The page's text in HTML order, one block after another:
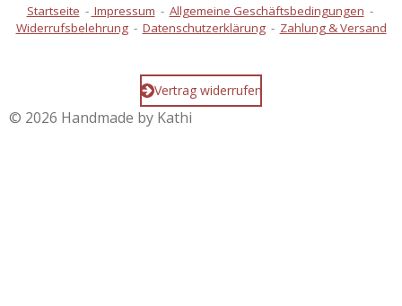
Startseite - Impressum - Allgemeine Geschäftsbedingungen -
Widerrufsbelehrung- Datenschutzerklärung- Zahlung & Versand
Vertrag widerrufen
© 2026 Handmade by Kathi